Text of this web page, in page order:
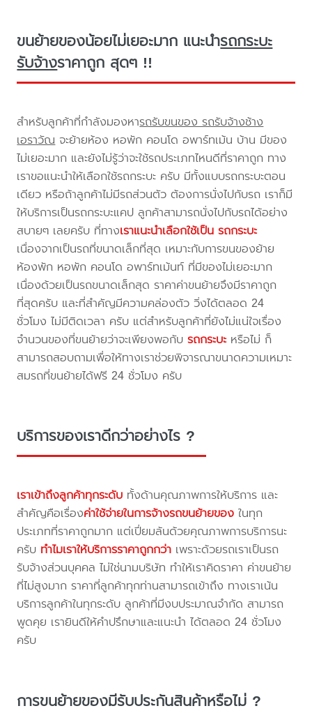
ขนย้ายของน้อยไม่เยอะมาก แนะนำรถกระบะ
รับจ้างราคาถูก สุดๆ !!
สำหรับลูกค้าที่กำลังมองหารถรับขนของ รถรับจ้างช้าง
เอราวัณ จะย้ายห้อง หอพัก คอนโด อพาร์ทเม้น บ้าน มีของ
ไม่เยอะมาก และยังไม่รู้ว่าจะใช้รถประเภทไหนดีที่ราคาถูก ทาง
เราขอแนะนำให้เลือกใช้รถกระบะ ครับ มีทั้งแบบรถกระบะตอน
เดียว หรือถ้าลูกค้าไม่มีรถส่วนตัว ต้องการนั่งไปกับรถ เราก็มี
ให้บริการเป็นรถกระบะแคป ลูกค้าสามารถนั่งไปกับรถได้อย่าง
สบายๆ เลยครับ ที่ทางเราแนะนำเลือกใช้เป็น รถกระบะ
เนื่องจากเป็นรถที่ขนาดเล็กที่สุด เหมาะกับการขนของย้าย
ห้องพัก หอพัก คอนโด อพาร์ทเม้นท์ ที่มีของไม่เยอะมาก
เนื่องด้วยเป็นรถขนาดเล็กสุด ราคาค่าขนย้ายจึงมีราคาถูก
ที่สุดครับ และที่สำคัญมีความคล่องตัว วิ่งได้ตลอด 24
ชั่วโมง ไม่มีติดเวลา ครับ แต่สำหรับลูกค้าที่ยังไม่แน่ใจเรื่อง
จำนวนของที่ขนย้ายว่าจะเพียงพอกับรถกระบะ หรือไม่ ก็
สามารถสอบถามเพื่อให้ทางเราช่วยพิจารณาขนาดความเหมาะ
สมรถที่ขนย้ายได้ฟรี 24 ชั่วโมง ครับ
บริการของเราดีกว่าอย่างไร ?
เราเข้าถึงลูกค้าทุกระดับ ทั้งด้านคุณภาพการให้บริการ และ
สำคัญคือเรื่องค่าใช้จ่ายในการจ้างรถขนย้ายของ ในทุก
ประเภทที่ราคาถูกมาก แต่เปี่ยมล้นด้วยคุณภาพการบริการนะ
ครับ ทำไมเราให้บริการราคาถูกกว่า เพราะด้วยรถเราเป็นรถ
รับจ้างส่วนบุคคล ไม่ใช่นามบริษัท ทำให้เราคิดราคา ค่าขนย้าย
ที่ไม่สูงมาก ราคาที่ลูกค้าทุกท่านสามารถเข้าถึง ทางเราเน้น
บริการลูกค้าในทุกระดับ ลูกค้าที่มีงบประมาณจำกัด สามารถ
พูดคุย เรายินดีให้คำปรึกษาและแนะนำ ได้ตลอด 24 ชั่วโมง
ครับ
การขนย้ายของมีรับประกันสินค้าหรือไม่ ?